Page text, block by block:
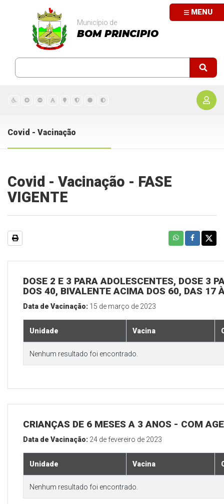
MENU
Município de
BOM PRINCIPIO
Covid - Vacinação
Covid - Vacinação - FASE
VIGENTE
DOSE 2 E 3 PARA ADOLESCENTES, DOSE 3
DOS 40, BIVALENTE ACIMA DOS 60, DAS 17
Data de Vacinação: 15 de março de 2023
Unidade Vacina
Nenhum resultado foi encontrado.
CRIANÇAS DE 6 MESES A 3 ANOS - COM
Data de Vacinação: 24 de fevereiro de 2023
Unidade Vacina
Nenhum resultado foi encontrado.